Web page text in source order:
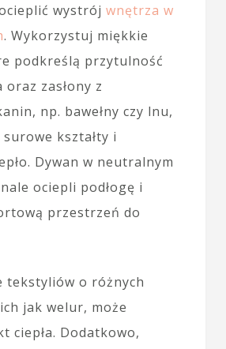
wystrój wnętrza w
. Wykorzystuj miękkie
podkreślą przytulność
oraz zasłony z
np. bawełny czy lnu,
kształty i
Dywan w neutralnym
ociepli podłogę i
przestrzeń do
tekstyliów o różnych
jak welur, może
ciepła. Dodatkowo,